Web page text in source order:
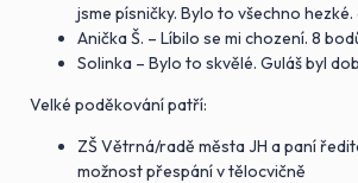
jsme písničky. Bylo to všechno
Anička Š. – Líbilo se mi chození. 8
Solinka – Bylo to skvělé. Guláš byl
Velké poděkování patří:
ZŠ Větrná/radě města JH a paní
možnost přespání v tělocvičně